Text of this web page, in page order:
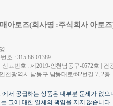
아토즈(회사명 :주식회사 아토
호 : 315-86-01389
신고번호 : 제2019-인천남동구-0572호 | 건
천광역시 남동구 남동대로692번길 7, 2층
에서 공급하는 상품은 대부분 문제가 없
그에 대한 일체의 책임을 지지 않습니다.